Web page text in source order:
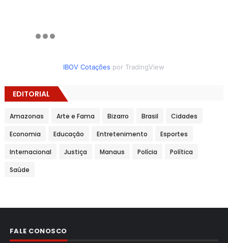
IBOV Cotações por TradingView
EDITORIAL
Amazonas Arte e Fama Bizarro Brasil Cidades
Economia Educação Entretenimento Esportes
Internacional Justiça Manaus Polícia Política
Saúde
FALE CONOSCO